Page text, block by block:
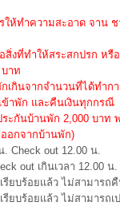
ให้ทำความสะอาด จาน ช
สิ่งที่ทำให้สระสกปรก หรื
าท
เกินจากจำนวนที่ได้ทำกา
ข้าพัก และคืนเงินทุกกรณี
ระกันบ้านพัก 2,000 บาท
อกจากบ้านพัก)
. Check out 12.00 น.
out เกินเวลา 12.00 น.
รียบร้อยแล้ว ไม่สามารถคื
รียบร้อยแล้ว ไม่สามารถ